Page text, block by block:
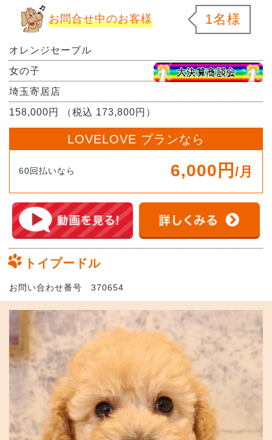
お問合せ中のお客様 1名様
オレンジセーブル
女の子
埼玉寄居店
158,000円 （税込 173,800円）
LOVELOVE プランなら
60回払いなら 6,000円 /月
トイプードル
お問い合わせ番号 370654